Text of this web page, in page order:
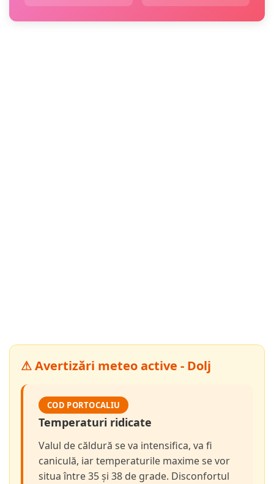
⚠ Avertizări meteo active - Dolj
COD PORTOCALIU
Temperaturi ridicate
Valul de căldură se va intensifica, va fi
caniculă, iar temperaturile maxime se vor
situa între 35 și 38 de grade. Disconfortul